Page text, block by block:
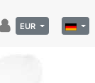
EUR